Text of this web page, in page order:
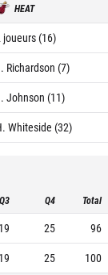
HEAT
joueurs (16)
Richardson (7)
Johnson (11)
Whiteside (32)
Q3 Q4 Total
19 25
96
19 25 100